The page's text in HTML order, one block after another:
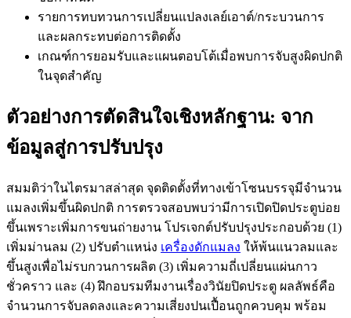
รายการทบทวนการเปลี่ยนแปลงเลย์เอาต์/กระบวนการ
และผลกระทบต่อการติดตั้ง
เกณฑ์การยอมรับและแผนตอบโต้เมื่อพบการจับสูงผิดปกติ
ในจุดสำคัญ
ตัวอย่างการตัดสินใจเชิงหลักฐาน: จาก
ข้อมูลสู่การปรับปรุง
สมมติว่าในไตรมาสล่าสุด จุดติดตั้งที่ทางเข้าโซนบรรจุมีจำนวน
แมลงเพิ่มขึ้นผิดปกติ การตรวจสอบพบว่ามีการเปิดปิดประตูบ่อย
ขึ้นเพราะเพิ่มการขนถ่ายงาน โปรเจกต์ปรับปรุงประกอบด้วย (1)
เพิ่มม่านลม (2) ปรับตำแหน่ง เครื่องดักแมลง ให้พ้นแนวลมและ
ขึ้นสูงเพื่อไม่รบกวนการผลิต (3) เพิ่มความถี่เปลี่ยนแผ่นกาว
ชั่วคราว และ (4) ฝึกอบรมทีมงานเรื่องวินัยปิดประตู ผลลัพธ์คือ
จำนวนการจับลดลงและความเสี่ยงปนเปื้อนถูกควบคุม พร้อม